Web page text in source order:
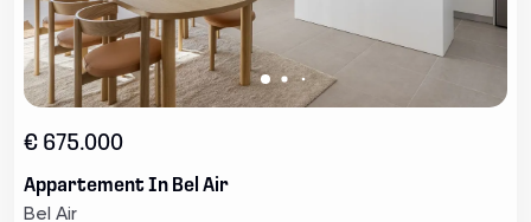
€ 675.000
Appartement In Bel Air
Bel Air